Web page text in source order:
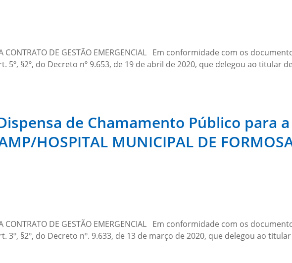
CONTRATO DE GESTÃO EMERGENCIAL Em conformidade com os
5º, §2º, do Decreto nº 9.653, de 19 de abril de 2020, que delegou ao titular
de Chamamento Público para
HOSPITAL MUNICIPAL DE
CONTRATO DE GESTÃO EMERGENCIAL Em conformidade com os
3º, §2º, do Decreto nº. 9.633, de 13 de março de 2020, que delegou ao